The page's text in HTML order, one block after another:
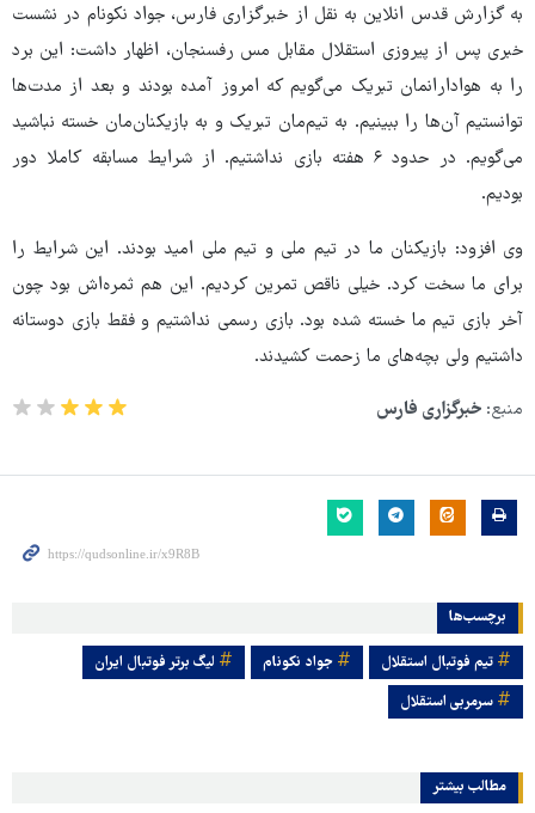
به گزارش قدس انلاین به نقل از خبرگزاری فارس، جواد نکونام در نشست
خبری پس از پیروزی استقلال مقابل مس رفسنجان، اظهار داشت: این برد
را به هوادارانمان تبریک می‌گویم که امروز آمده بودند و بعد از مدت‌ها
توانستیم آن‌ها را ببینیم. به تیم‌مان تبریک و به بازیکنان‌مان خسته نباشید
می‌گویم. در حدود ۶ هفته بازی نداشتیم. از شرایط مسابقه کاملا دور
بودیم.
وی افزود: بازیکنان ما در تیم ملی و تیم ملی امید بودند. این شرایط را
برای ما سخت کرد. خیلی ناقص تمرین کردیم. این هم ثمره‌اش بود چون
آخر بازی تیم ما خسته شده بود. بازی رسمی نداشتیم و فقط بازی دوستانه
داشتیم ولی بچه‌های ما زحمت کشیدند.
منبع: خبرگزاری فارس
برچسب‌ها
تیم فوتبال استقلال جواد نکونام
لیگ برتر فوتبال ایران
سرمربی استقلال
مطالب بیشتر